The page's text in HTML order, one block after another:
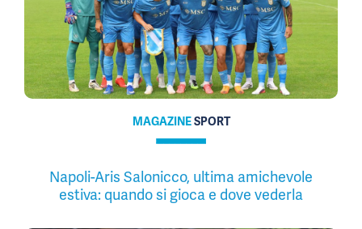
MAGAZINESPORT
Napoli-Aris Salonicco, ultima amichevole
estiva: quando si gioca e dove vederla